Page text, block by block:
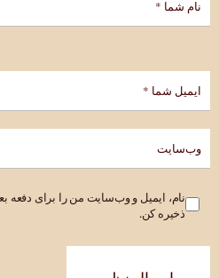
نام، ایمیل و وب‌سایت من را برای دفعه
ذخیره کن.